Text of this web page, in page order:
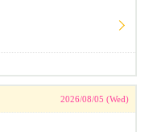
2026/08/05 (Wed)